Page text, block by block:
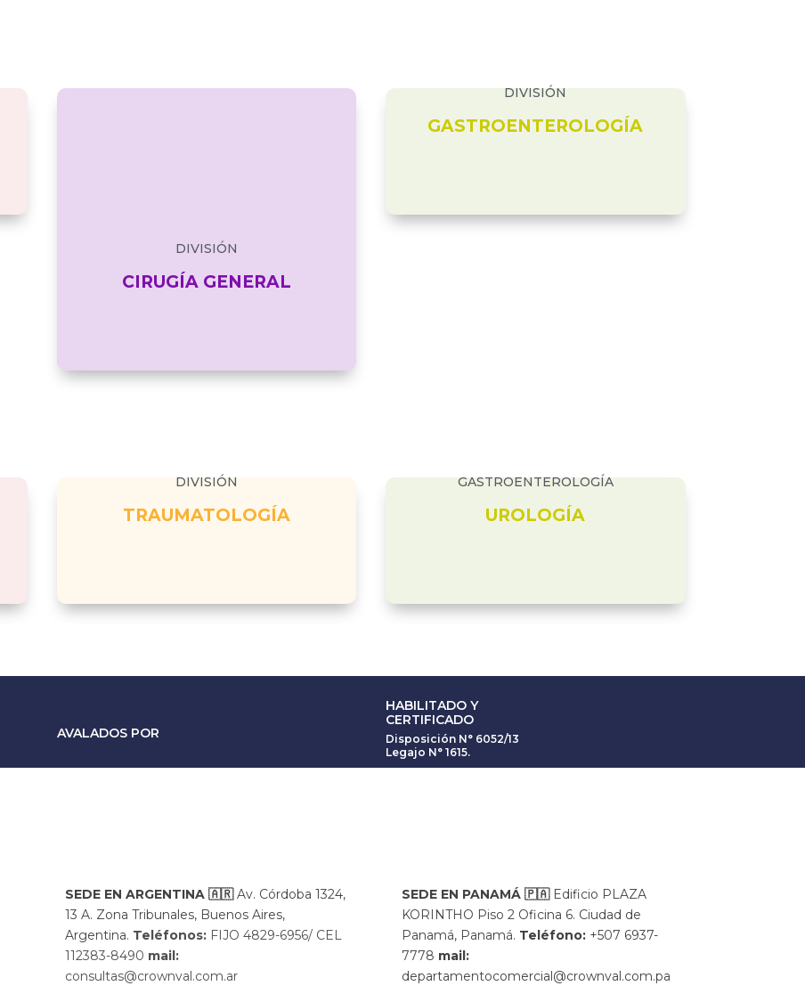
DIVISIÓN
CIRUGÍA GENERAL
DIVISIÓN
GASTROENTEROLOGÍA
DIVISIÓN
TRAUMATOLOGÍA
GASTROENTEROLOGÍA
UROLOGÍA
AVALADOS POR
HABILITADO Y
CERTIFICADO
Disposición N° 6052/13
Legajo N° 1615.
SEDE EN ARGENTINA 🇦🇷 Av. Córdoba 1324,
13 A. Zona Tribunales, Buenos Aires,
Argentina. Teléfonos:FIJO 4829-6956/ CEL
112383-8490 mail:
consultas@crownval.com.ar
SEDE EN PANAMÁ 🇵🇦 Edificio PLAZA
KORINTHO Piso 2 Oficina 6. Ciudad de
Panamá, Panamá. Teléfono:+507 6937-
7778 mail:
departamentocomercial@crownval.com.pa